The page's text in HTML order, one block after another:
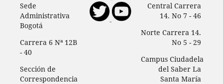
Sede
Administrativa
Bogotá
Carrera 6 Nª 12B
- 40
Sección de
Correspondencia
Central Carrera
14. No 7 - 46
Norte Carrera 14.
No 5 - 29
Campus Ciudadela
del Saber La
Santa María